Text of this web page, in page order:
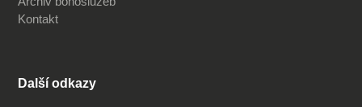
Kontakt
Další odkazy